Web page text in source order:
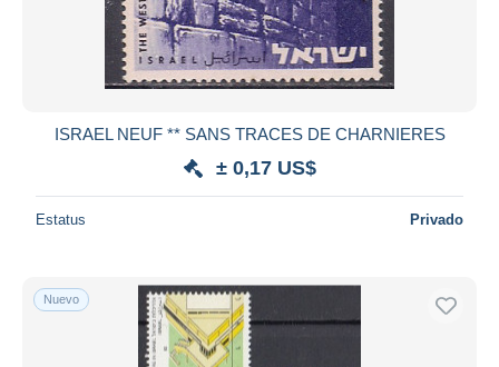
ISRAEL NEUF ** SANS TRACES DE CHARNIERES
± 0,17 US$
Estatus Privado
Nuevo